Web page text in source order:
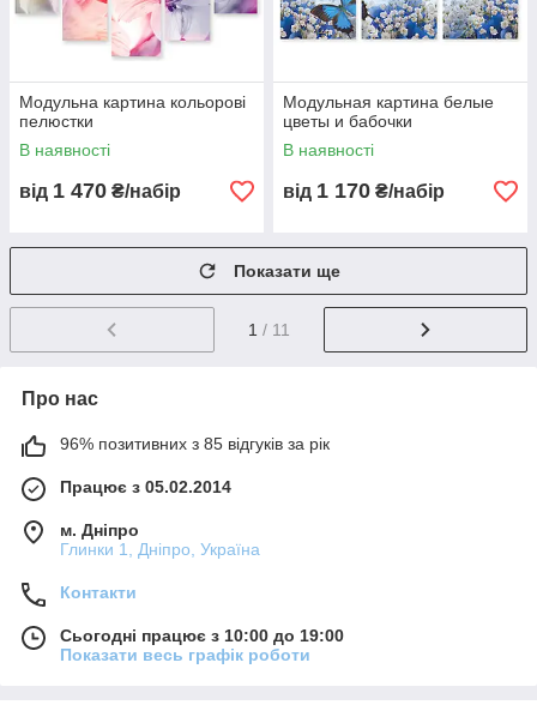
Модульна картина кольорові
пелюстки
В наявності
від 1 470 ₴/набір
Модульная картина белые
цветы и бабочки
В наявності
від 1 170 ₴/набір
Показати ще
1 / 11
Про нас
96% позитивних з 85 відгуків за рік
Працює з 05.02.2014
м. Дніпро
Глинки 1, Дніпро, Україна
Контакти
Сьогодні працює з 10:00 до 19:00
Показати весь графік роботи